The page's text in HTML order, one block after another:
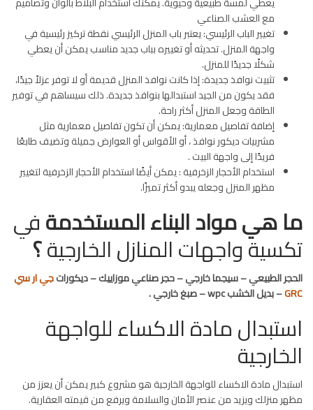
مع العشب الصناعي
تغيير الباب الرئيسي: يعتبر باب المنزل الرئيسي نقطة تركيز رئيسية في
واجهة المنزل. تحديثه أو تغييره بباب جديد مناسب يمكن أن يعطي
شكلًا جديدًا للمنزل.
تثبيت نوافذ جديدة: إذا كانت نوافذ المنزل قديمة أو لا توفر عزلاً جيدًا،
فقد يكون من الجيد استبدالها بنوافذ جديدة. ذلك سيساهم في توفير
الطاقة وجعل المنزل أكثر راحة.
إضافة تفاصيل معمارية: يمكن أن تكون تفاصيل معمارية مثل
مشربيات ديكور نوافذ ، أو الأقواس أو العوارض جميلة وتضيف طابعًا
فريدًا إلى واجهة البيت .
استخدام الأحجار الزخرفية : يمكن أيضًا استخدام الأحجار الزخرفية لتغيير
مظهر المنزل وجعله يبدو أكثر تميزًا.
ما هي مواد البناء المستخدمةفي
تكسية واجهات المنازل الخارجية؟
الحجر الطبيعي – سيجما خارجي – حجر صناعي موزاييك – ديكوراتجي ار سي
GRC– بديل الخشب wpc – صبغ خارجي .
استبدال مادة الاكساء للواجهة
الخارجية
استبدال مادة الاكساء للواجهة الخارجية هو مشروع كبير يمكن أن يعزز من
مظهر منزلك ويزيد من عنصر الأمان والسلامة ويرفع من قيمته العقارية.